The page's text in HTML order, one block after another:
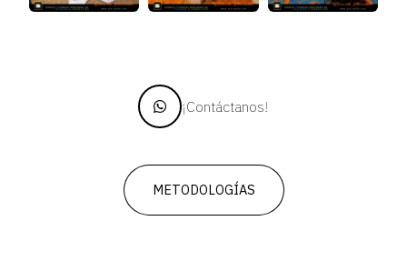
¡Contáctanos!
METODOLOGÍAS